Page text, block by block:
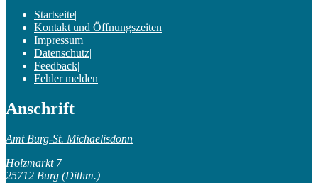
Startseite|
Kontakt und Öffnungszeiten|
Impressum|
Datenschutz|
Feedback|
Fehler melden
Anschrift
Amt Burg-St. Michaelisdonn
Holzmarkt 7
25712 Burg (Dithm.)